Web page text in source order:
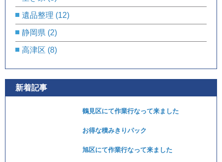
遺品整理 (12)
静岡県 (2)
高津区 (8)
新着記事
鶴見区にて作業行なって来ました
お得な積みきりパック
旭区にて作業行なって来ました